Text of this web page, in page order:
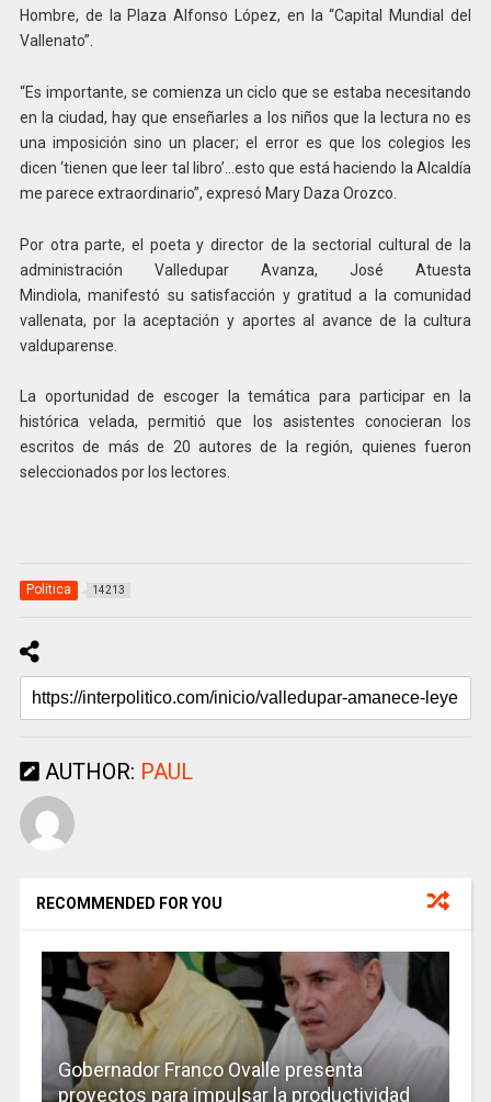
Hombre, de la Plaza Alfonso López, en la “Capital Mundial del
Vallenato”.
“Es importante, se comienza un ciclo que se estaba necesitando
en la ciudad, hay que enseñarles a los niños que la lectura no es
una imposición sino un placer; el error es que los colegios les
dicen ‘tienen que leer tal libro’…esto que está haciendo la Alcaldía
me parece extraordinario”, expresó Mary Daza Orozco.
Por otra parte, el poeta y director de la sectorial cultural de la
administración Valledupar Avanza, José Atuesta
Mindiola, manifestó su satisfacción y gratitud a la comunidad
vallenata, por la aceptación y aportes al avance de la cultura
valduparense.
La oportunidad de escoger la temática para participar en la
histórica velada, permitió que los asistentes conocieran los
escritos de más de 20 autores de la región, quienes fueron
seleccionados por los lectores.
Politica 14213
AUTHOR: PAUL
RECOMMENDED FOR YOU
Gobernador Franco Ovalle presenta
proyectos para impulsar la productividad